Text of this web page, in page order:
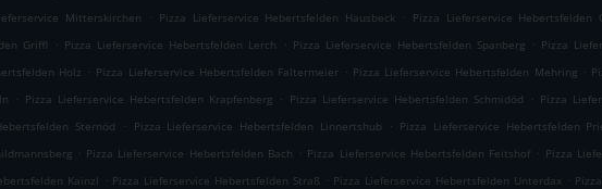
Mitterskirchen . Pizza Lieferservice Hebertsfelden Hausbeck . Pizza Lieferservice Hebertsfelden
Griffl . Pizza Lieferservice Hebertsfelden Lerch . Pizza Lieferservice Hebertsfelden Spanberg . Pizza
Holz . Pizza Lieferservice Hebertsfelden Faltermeier . Pizza Lieferservice Hebertsfelden Mehring .
. Pizza Lieferservice Hebertsfelden Krapfenberg . Pizza Lieferservice Hebertsfelden Schmidöd . Pizza
Sternöd . Pizza Lieferservice Hebertsfelden Linnertshub . Pizza Lieferservice Hebertsfelden
. Pizza Lieferservice Hebertsfelden Bach . Pizza Lieferservice Hebertsfelden Feitshof . Pizza
Kainzl . Pizza Lieferservice Hebertsfelden Straß . Pizza Lieferservice Hebertsfelden Unterdax .